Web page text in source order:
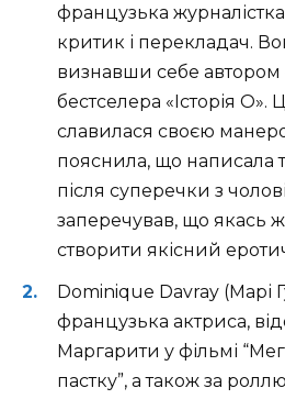
французька
критик і перекладач.
визнавши себе автором
бестселера «Історія О».
славилася своєю
пояснила, що написала
після суперечки з
заперечував, що якась
створити якісний
Dominique Davray (Марі
французька актриса,
Маргарити у фільмі
пастку”, а також за